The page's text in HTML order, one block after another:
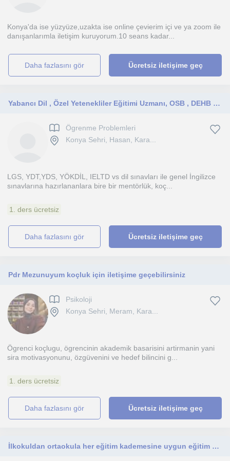
Konya'da ise yüzyüze,uzakta ise online çevierim içi ve ya zoom ile
danışanlarımla iletişim kuruyorum.10 seans kadar...
daha fazlasını gör Ücretsiz iletişime geç
Yabancı Dil , Özel Yetenekliler Eğitimi Uzmanı, OSB , DEHB ve Özel Öğrenme Güçlüğü Yaşayan İki kere farklılar uzmanı,
Ögrenme Problemleri
Konya Sehri, Hasan, Kara...
LGS, YDT,YDS, YÖKDİL, IELTD vs dil sınavları ile genel İngilizce
sınavlarına hazırlananlara bire bir mentörlük, koç...
1. ders ücretsiz
daha fazlasını gör Ücretsiz iletişime geç
Pdr Mezunuyum koçluk için iletişime geçebilirsiniz
Psikoloji
Konya Sehri, Meram, Kara...
Ögrenci koçlugu, ögrencinin akademik basarisini artirmanin yani
sira motivasyonunu, özgüvenini ve hedef bilincini g...
1. ders ücretsiz
daha fazlasını gör Ücretsiz iletişime geç
İlkokuldan ortaokula her eğitim kademesine uygun eğitim danışmanlığı yapmaktayım